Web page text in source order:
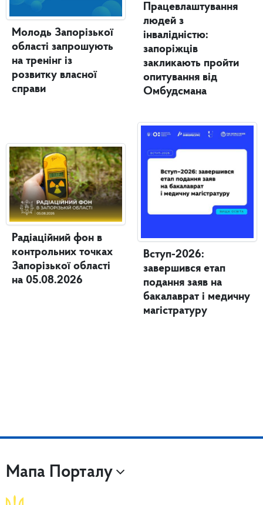
Молодь Запорізької
області запрошують
на тренінг із
розвитку власної
справи
Радіаційний фон в
контрольних точках
Запорізької області
на 05.08.2026
Працевлаштування
людей з
інвалідністю:
запоріжців
закликають пройти
опитування від
Омбудсмана
Вступ-2026:
завершився етап
подання заяв на
бакалаврат і медичну
магістратуру
Мапа Порталу